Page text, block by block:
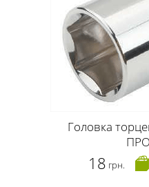
Головка
18 грн.